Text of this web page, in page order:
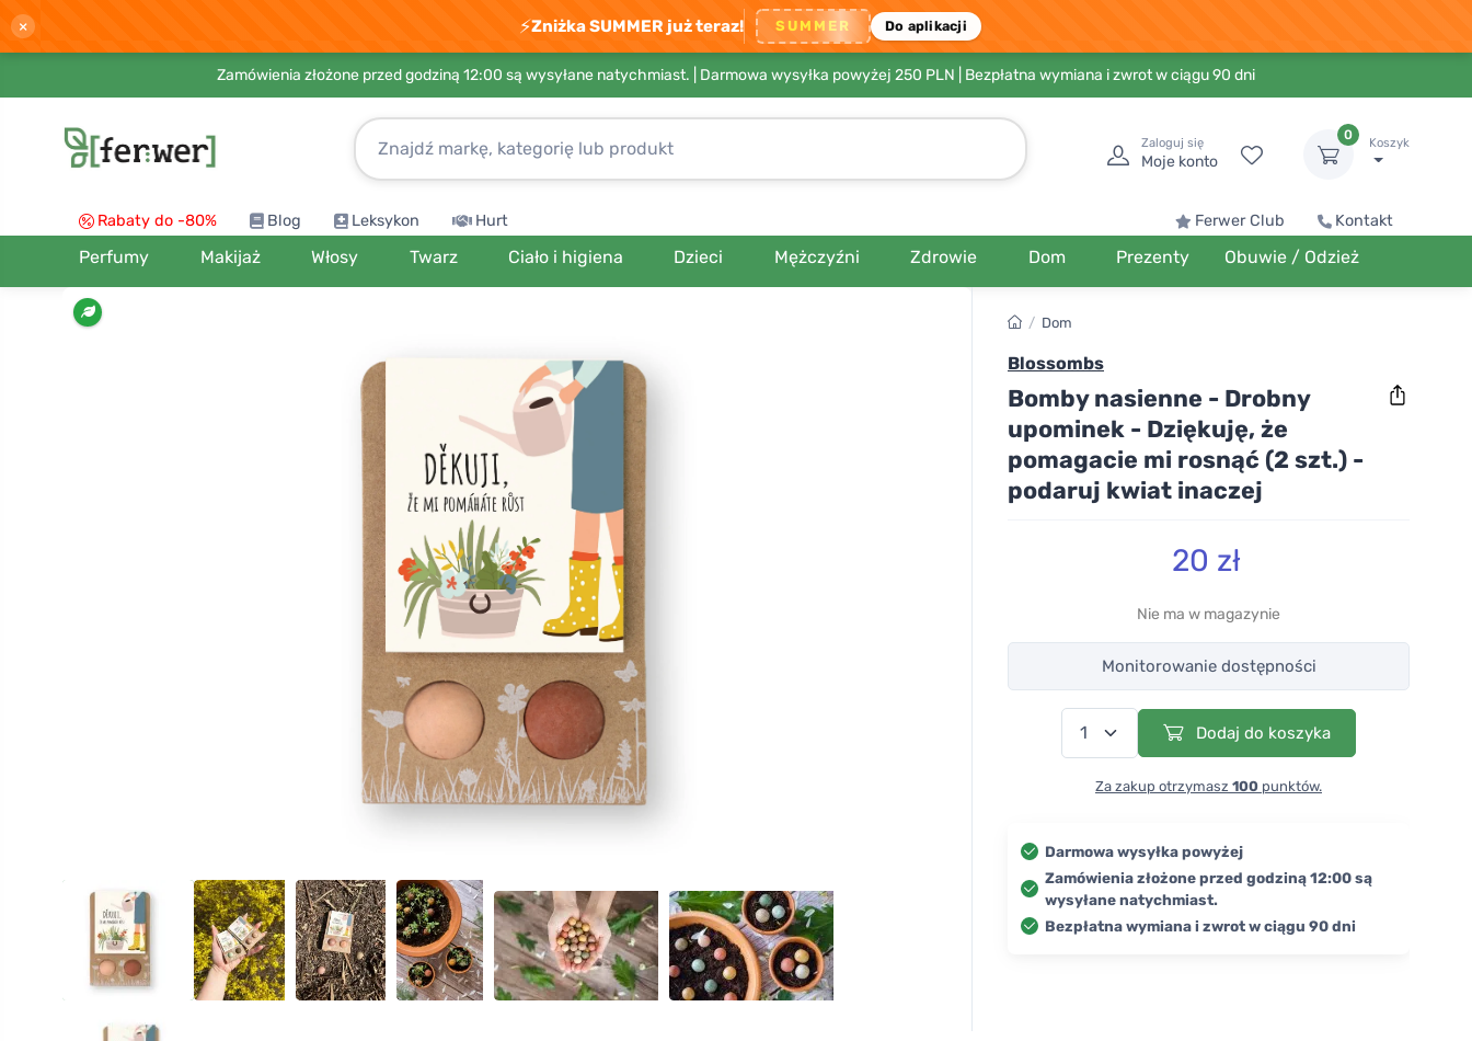
× ⚡Zniżka SUMMER już teraz! SUMMER Do aplikacji
Zamówienia złożone przed godziną 12:00 są wysyłane natychmiast. | Darmowa wysyłka powyżej 250 PLN | Bezpłatna wymiana i zwrot w ciągu 90 dni
Zaloguj się
Moje konto
0
Koszyk
Rabaty do -80% Blog Leksykon Hurt Ferwer Club Kontakt
Perfumy Makijaż Włosy Twarz Ciało i higiena Dzieci Mężczyźni Zdrowie Dom Prezenty Obuwie / Odzież
/ Dom
Blossombs
Bomby nasienne - Drobny
upominek - Dziękuję, że
pomagacie mi rosnąć (2 szt.) -
podaruj kwiat inaczej
20 zł
Nie ma w magazynie
Monitorowanie dostępności
Dodaj do koszyka
Za zakup otrzymasz 100 punktów.
Darmowa wysyłka powyżej
Zamówienia złożone przed godziną 12:00 są
wysyłane natychmiast.
Bezpłatna wymiana i zwrot w ciągu 90 dni